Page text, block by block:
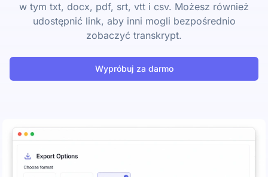
w tym txt, docx, pdf, srt, vtt i csv. Możesz również
udostępnić link, aby inni mogli bezpośrednio
zobaczyć transkrypt.
Wypróbuj za darmo